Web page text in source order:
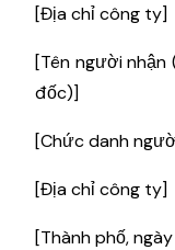
[Địa chỉ công ty]
[Tên người
đốc)]
[Chức danh
[Địa chỉ công ty]
[Thành phố,